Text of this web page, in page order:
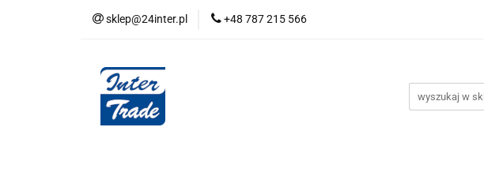
sklep@24inter.pl +48 787 215 566
AUDYT SPRĘŻONEGO POWIETRZA